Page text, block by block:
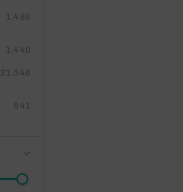
1.496
1.440
21.346
841